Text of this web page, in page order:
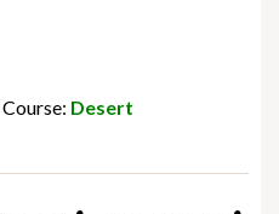
Course: Desert